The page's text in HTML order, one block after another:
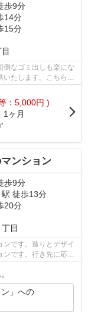
歩9分
14分
15分
倒なゴミ出しも楽にな
いたします。こちらの
：5,000円 )
1ヶ月
ンション
歩9分
駅 徒歩13分
20分
丁目
です。造りとデザイ
ンです。行き先に応じ
ン」への